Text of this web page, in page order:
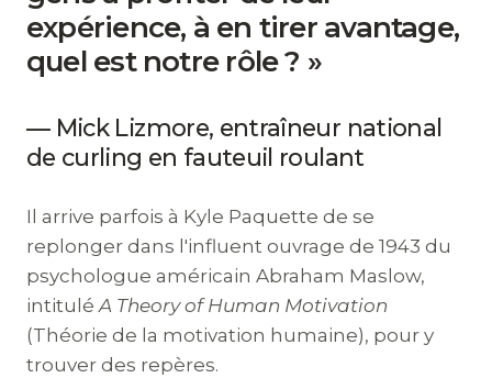
expérience, à en tirer avantage,
quel est notre rôle ? »
— Mick Lizmore, entraîneur national
de curling en fauteuil roulant
Il arrive parfois à Kyle Paquette de se
replonger dans l'influent ouvrage de 1943 du
psychologue américain Abraham Maslow,
intituléA Theory of Human Motivation
(Théorie de la motivation humaine), pour y
trouver des repères.